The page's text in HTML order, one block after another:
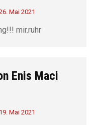
Mai 2021
mir.ruhr
Enis Maci
19. Mai 2021